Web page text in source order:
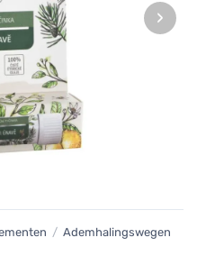
›
/ Ademhalingswegen